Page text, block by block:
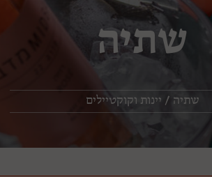
שתיה
שתיה / יינות וקוקטיילים